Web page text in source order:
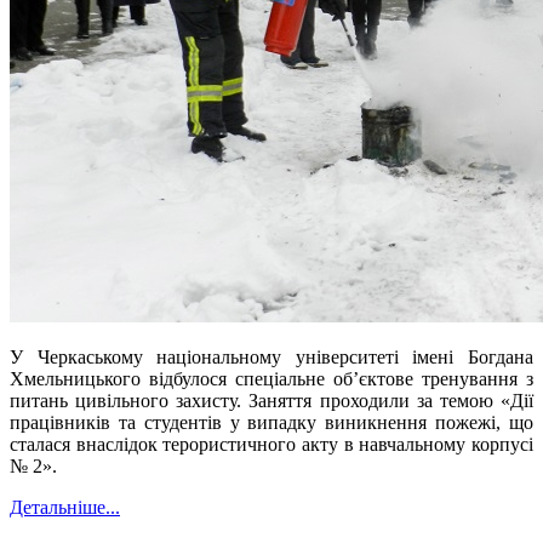
У Черкаському національному університеті імені Богдана
Хмельницького відбулося спеціальне об’єктове тренування з
питань цивільного захисту. Заняття проходили за темою «Дії
працівників та студентів у випадку виникнення пожежі, що
сталася внаслідок терористичного акту в навчальному корпусі
№ 2».
Детальніше...